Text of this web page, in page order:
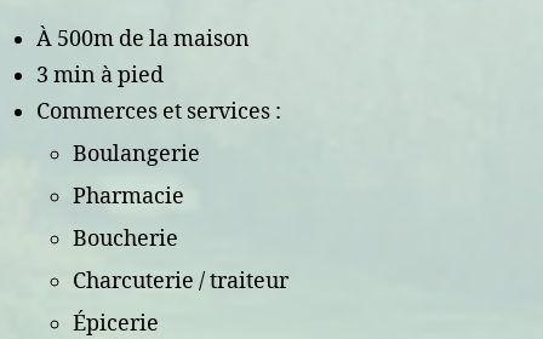
À 500m de la maison
3 min à pied
Commerces et services :
Boulangerie
Pharmacie
Boucherie
Charcuterie / traiteur
Épicerie